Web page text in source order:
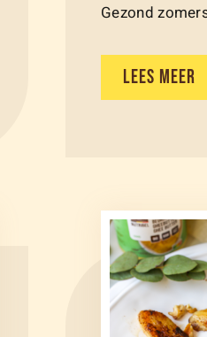
Gezond
LEES MEER